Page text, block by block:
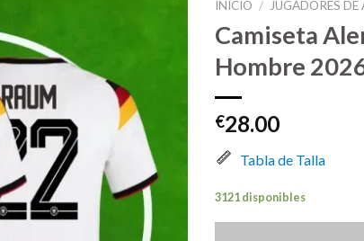
INICIO / JUGADORES
Camiseta
Hombre
€28.00
Tabla de Talla
3121 disponibles